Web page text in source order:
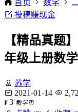
首页 数学
投稿赚现金
【精品真题
年级上册数
苏学
2021-01-14
¥ 3 教学币